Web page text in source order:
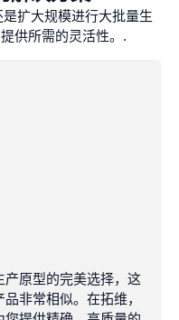
弯曲成所需的角度和
扩大规模进行大批量生
供所需的灵活性。.
原型的完美选择，这
非常相似。在拓维，